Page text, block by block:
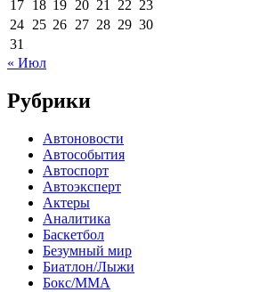
17 18 19 20 21 22 23
24 25 26 27 28 29 30
31
« Июл
Рубрики
Автоновости
Автособытия
Автоспорт
Автоэксперт
Актеры
Аналитика
Баскетбол
Безумный мир
Биатлон/Лыжи
Бокс/MMA